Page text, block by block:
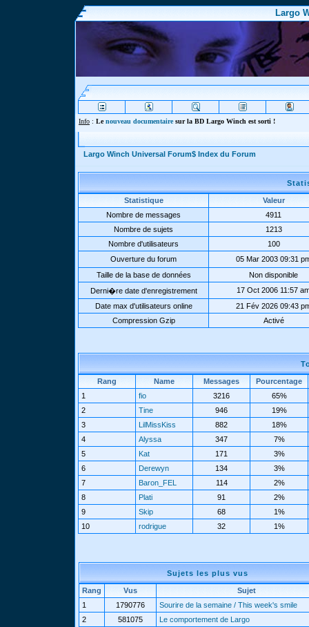
Largo
Info : Lenouveau documentairesur la BD Largo Winch est sorti !
Largo Winch Universal Forum$ Index du Forum
Statistique
Valeur
Nombre de messages
4911
Nombre de sujets
1213
Nombre d'utilisateurs
100
Ouverture du forum
05 Mar 2003 09:31
Taille de la base de données
Non disponible
Derni�re date d'enregistrement
17 Oct 2006 11:57
Date max d'utilisateurs online
21 Fév 2026 09:43
Compression Gzip
Activé
Rang Name Messages
Pourcentage
1
fio 3216
65%
2
Tine 946
19%
3
LilMissKiss 882
18%
4
Alyssa 347
7%
5
Kat 171
3%
6
Derewyn 134
3%
7
Baron_FEL 114
2%
8
Plati 91
2%
9
Skip 68
1%
10
rodrigue 32 1%
Sujets les plus vus
Rang Vus
Sujet
1
1790776
Sourire de la semaine / This week's smile
2
581075 Le comportement de Largo